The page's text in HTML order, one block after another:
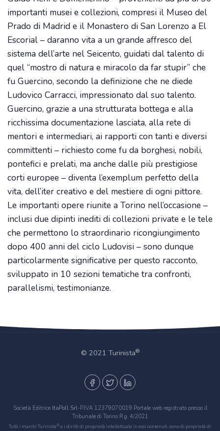
importanti musei e collezioni, compresi il Museo del
Prado di Madrid e il Monastero di San Lorenzo a El
Escorial – daranno vita a un grande affresco del
sistema dell’arte nel Seicento, guidati dal talento di
quel “mostro di natura e miracolo da far stupir” che
fu Guercino, secondo la definizione che ne diede
Ludovico Carracci, impressionato dal suo talento.
Guercino, grazie a una strutturata bottega e alla
ricchissima documentazione lasciata, alla rete di
mentori e intermediari, ai rapporti con tanti e diversi
committenti – richiesto come fu da borghesi, nobili,
pontefici e prelati, ma anche dalle più prestigiose
corti europee – diventa l’exemplum perfetto della
vita, dell’iter creativo e del mestiere di ogni pittore.
Le importanti opere riunite a Torino nell’occasione –
inclusi due dipinti inediti di collezioni private e le tele
che permettono lo straordinario ricongiungimento
dopo 400 anni del ciclo Ludovisi – sono dunque
particolarmente significative per questo racconto,
sviluppato in 10 sezioni tematiche tra confronti,
parallelismi, testimonianze.
© 2021 Turinista®
Società Editrice ItaPoll Srl-P.IVA 12379070019 Portale web registrato presso il
Tribunale di Torino R.g. 4/2021
Tutti i marchi Turinista® e i diritti di proprietà intellettuale in essi contenuti, sono di proprietà di